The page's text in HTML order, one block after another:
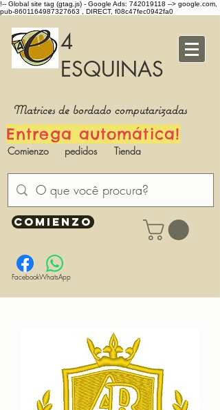
!-- Global site tag (gtag.js) - Google Ads: 742019118 --> google.com,
pub-8601164987327663 , DIRECT, f08c47fec0942fa0
4
ESQUINAS
Matrices de bordado computarizadas
Entrega automática!
Comienzo pedidos Tienda
COMIENZO
FacebookWhatsApp